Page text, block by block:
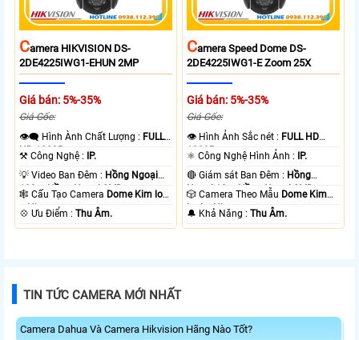
CAmera HIKVISION DS-
2DE4225IWG1-EHUN 2MP
Giá bán: 5%-35%
Giá Gốc:
👁️‍🗨 Hình Ành Chất Lượng : FULL
HD 1080P .
⚒ Công Nghệ :
IP.
💡 Video Ban Đêm : Hồng Ngoại
100m Hồng Ngoại SMD.
🕸️ Cấu Tạo Camera Dome Kim loại
+ Nhựa.
️💠 Ưu Điểm :Thu Âm.
CAmera Speed Dome DS-
2DE4225IWG1-E Zoom 25X
Giá bán: 5%-35%
Giá Gốc:
👁 Hình Ảnh Sắc nét : FULL HD
1080P .
⚛️ Công Nghệ Hình Ảnh :
IP.
🔴 Giám sát Ban Đêm : Hồng
Ngoại 10m Hồng Ngoại SMD.
🎲 Camera Theo Mẫu Dome Kim
loại + Nhựa.
️🔔 Khả Năng :Thu Âm.
TIN TỨC CAMERA MỚI NHẤT
Camera Dahua Và Camera Hikvision Hãng Nào Tốt?